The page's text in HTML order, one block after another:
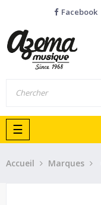
Facebook
Basculer
la
navigation
☰
Accueil Marques